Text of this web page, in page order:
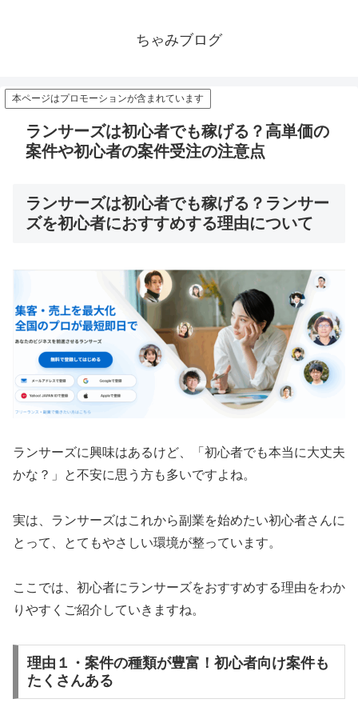
ちゃみブログ
本ページはプロモーションが含まれています
ランサーズは初心者でも稼げる？高単価の
案件や初心者の案件受注の注意点
ランサーズは初心者でも稼げる？ランサー
ズを初心者におすすめする理由について
ランサーズに興味はあるけど、「初心者でも本当に大丈夫
かな？」と不安に思う方も多いですよね。
実は、ランサーズはこれから副業を始めたい初心者さんに
とって、とてもやさしい環境が整っています。
ここでは、初心者にランサーズをおすすめする理由をわか
りやすくご紹介していきますね。
理由１・案件の種類が豊富！初心者向け案件も
たくさんある